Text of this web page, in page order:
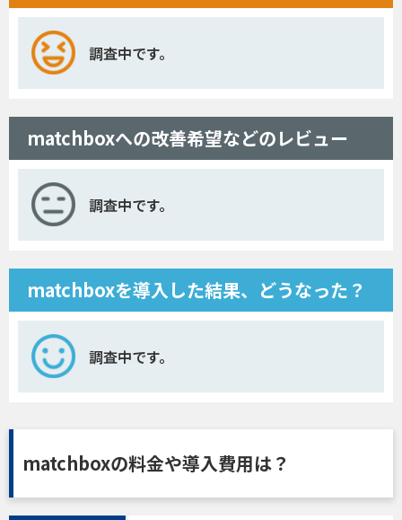
調査中です。
matchboxへの改善希望などのレビュー
調査中です。
matchboxを導入した結果、どうなった？
調査中です。
matchboxの料金や導入費用は？